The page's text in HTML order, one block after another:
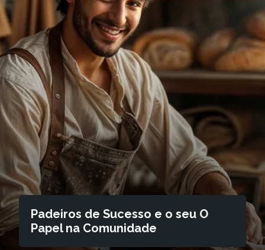
Padeiros de Sucesso e o seu O
Papel na Comunidade